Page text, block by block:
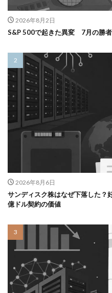
2026年8月2日
S&P 500で起きた異変 7月の勝者
2026年8月6日
サンディスク株はなぜ下落した？
億ドル契約の価値